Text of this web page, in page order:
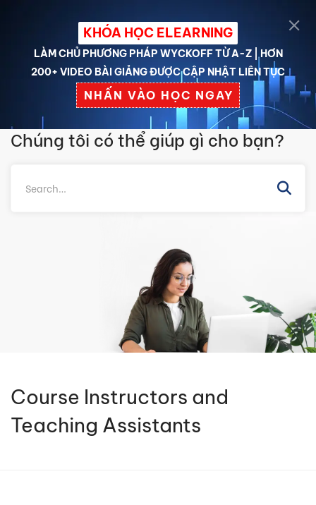
Trang chủ Câu hỏi thường gặp
Student
Getting Started
Course Instructors and Teaching Assistants
Chúng tôi có thể giúp gì cho bạn?
Course Instructors and
Teaching Assistants
KHÓA HỌC ELEARNING
LÀM CHỦ PHƯƠNG PHÁP WYCKOFF TỪ A-Z | HƠN
200+ VIDEO BÀI GIẢNG ĐƯỢC CẬP NHẬT LIÊN TỤC
NHẤN VÀO HỌC NGAY